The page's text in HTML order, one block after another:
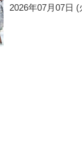
2026年07月07日 (